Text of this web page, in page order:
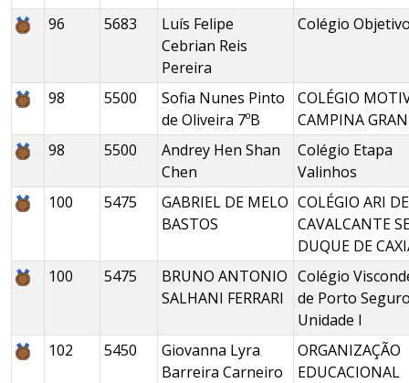
96
5683
Luís Felipe
Cebrian Reis
Pereira
Colégio
98 5500
Sofia Nunes Pinto
de Oliveira 7ºB
COLÉGIO
CAMPINA
98
5500
Andrey Hen Shan
Chen
Colégio Etapa
Valinhos
100
5475
GABRIEL DE MELO
BASTOS
COLÉGIO ARI
CAVALCANTE
DUQUE DE
100
5475
BRUNO ANTONIO
SALHANI FERRARI
Colégio
de Porto
Unidade I
102
5450
Giovanna Lyra
Barreira Carneiro
ORGANIZAÇÃO
EDUCACIONAL